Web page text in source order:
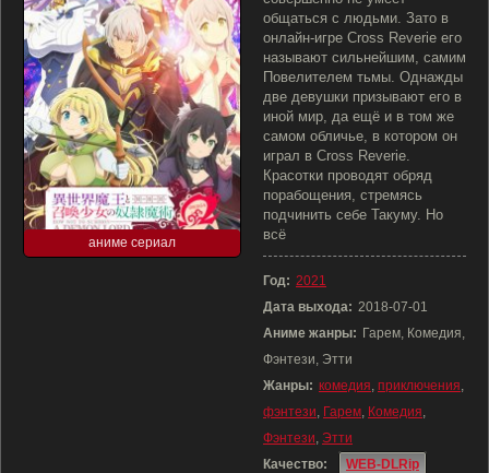
аниме сериал
общаться с людьми. Зато в
онлайн-игре Cross Reverie его
называют сильнейшим, самим
Повелителем тьмы. Однажды
две девушки призывают его в
иной мир, да ещё и в том же
самом обличье, в котором он
играл в Cross Reverie.
Красотки проводят обряд
порабощения, стремясь
подчинить себе Такуму. Но
всё
Год: 2021
Дата выхода: 2018-07-01
Аниме жанры: Гарем, Комедия,
Фэнтези, Этти
Жанры: комедия, приключения,
фэнтези, Гарем, Комедия,
Фэнтези, Этти
Качество:
WEB-DLRip